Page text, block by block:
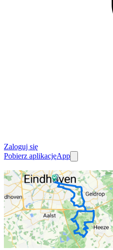
Zaloguj się
Pobierz aplikacjęApp